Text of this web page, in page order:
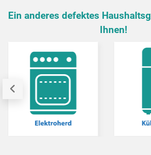
Ein anderes defektes
Ihnen!